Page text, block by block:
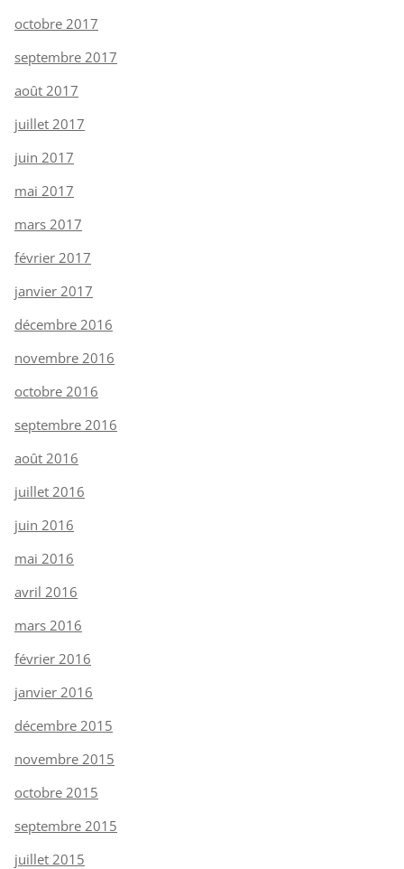
octobre 2017
septembre 2017
août 2017
juillet 2017
juin 2017
mai 2017
mars 2017
février 2017
janvier 2017
décembre 2016
novembre 2016
octobre 2016
septembre 2016
août 2016
juillet 2016
juin 2016
mai 2016
avril 2016
mars 2016
février 2016
janvier 2016
décembre 2015
novembre 2015
octobre 2015
septembre 2015
juillet 2015